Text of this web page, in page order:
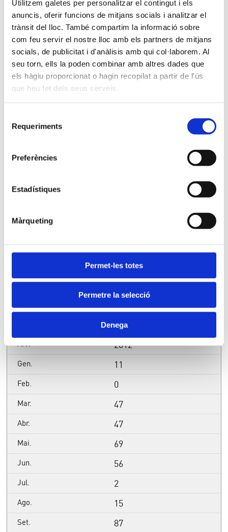
Utilitzem galetes per personalitzar el contingut i els
anuncis, oferir funcions de mitjans socials i analitzar el
trànsit del lloc. També compartim la informació sobre
com feu servir el nostre lloc amb els partners de mitjans
socials, de publicitat i d'anàlisis amb qui col·laborem. Al
seu torn, ells la poden combinar amb altres dades que
els hàgiu proporcionat o hagin recopilat a partir de l'ús
que heu fet dels seus serveis.
Requeriments
Preferències
Estadístiques
Màrqueting
Permet-les totes
Permetre la selecció
Denega
174
51
1045
2013
22
43
56
18
120
837
2012
11
0
47
47
69
56
2
15
87